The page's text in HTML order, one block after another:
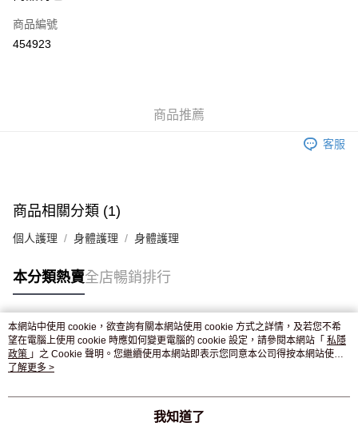
信用卡
Apple Pay
付款後門市自取，訂單確認後2-4個工作天到店，7天內取。逾期後
商品編號
454923
商品推薦
客服
商品相關分類 (1)
個人護理 身體護理 身體護理
本分類熱賣全店暢銷排行
熱門標籤
熱銷排行
本網站中使用 cookie，欲查詢有關本網站使用 cookie 方式之詳情，及若您不希
望在電腦上使用 cookie 時應如何變更電腦的 cookie 設定，請參閱本網站「 私隱
政策 」之 Cookie 聲明。您繼續使用本網站即表示您同意本公司得按本網站使用
條款之 Cookie 聲明使用 cookie。
了解更多 >
我知道了